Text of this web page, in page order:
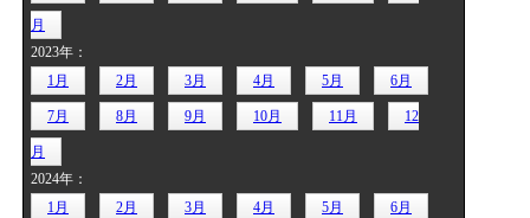
月
2023年：
1月
2月 3月 4月 5月 6月
7月 8月 9月 10月 11月 12
月
2024年：
1月
2月 3月 4月 5月 6月